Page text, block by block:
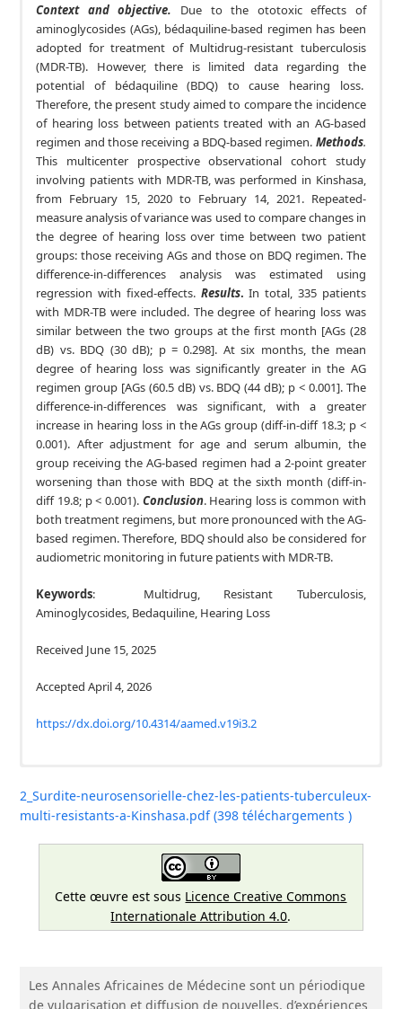
Context and objective. Due to the ototoxic effects of
aminoglycosides (AGs), bédaquiline-based regimen has been
adopted for treatment of Multidrug-resistant tuberculosis
(MDR-TB). However, there is limited data regarding the
potential of bédaquiline (BDQ) to cause hearing loss.
Therefore, the present study aimed to compare the incidence
of hearing loss between patients treated with an AG-based
regimen and those receiving a BDQ-based regimen. Methods.
This multicenter prospective observational cohort study
involving patients with MDR-TB, was performed in Kinshasa,
from February 15, 2020 to February 14, 2021. Repeated-
measure analysis of variance was used to compare changes in
the degree of hearing loss over time between two patient
groups: those receiving AGs and those on BDQ regimen. The
difference-in-differences analysis was estimated using
regression with fixed-effects. Results. In total, 335 patients
with MDR-TB were included. The degree of hearing loss was
similar between the two groups at the first month [AGs (28
dB) vs. BDQ (30 dB); p = 0.298]. At six months, the mean
degree of hearing loss was significantly greater in the AG
regimen group [AGs (60.5 dB) vs. BDQ (44 dB); p < 0.001]. The
difference-in-differences was significant, with a greater
increase in hearing loss in the AGs group (diff-in-diff 18.3; p <
0.001). After adjustment for age and serum albumin, the
group receiving the AG-based regimen had a 2-point greater
worsening than those with BDQ at the sixth month (diff-in-
diff 19.8; p < 0.001). Conclusion. Hearing loss is common with
both treatment regimens, but more pronounced with the AG-
based regimen. Therefore, BDQ should also be considered for
audiometric monitoring in future patients with MDR-TB.
Keywords: Multidrug, Resistant Tuberculosis,
Aminoglycosides, Bedaquiline, Hearing Loss
Received June 15, 2025
Accepted April 4, 2026
https://dx.doi.org/10.4314/aamed.v19i3.2
associés aux aminoglycosides (AGs), le régime à base de la
bédaquiline (BDQ) a été introduite, dans le traitement de la
de bédaquiline est peu documentée. Ainsi, la présente étude
avait pour objectif de déterminer l’incidence de la surdité chez
les patients traités avec un régime à base d’AGs et ceux traités
avec la bédaquiline. Méthodes. Il s’agissait d’une étude de
cohorte prospective observationnelle multicentrique ayant
double différence a été estimée à l’aide d’une régression à
effets fixes.Résultats. Au total, 335 patients atteints de TB-
2_Surdite-neurosensorielle-chez-les-patients-tuberculeux-
multi-resistants-a-Kinshasa.pdf (398 téléchargements )
Cette œuvre est sous Licence Creative Commons
Internationale Attribution 4.0.
Les Annales Africaines de Médecine sont un périodique
de vulgarisation et diffusion de nouvelles, d’expériences